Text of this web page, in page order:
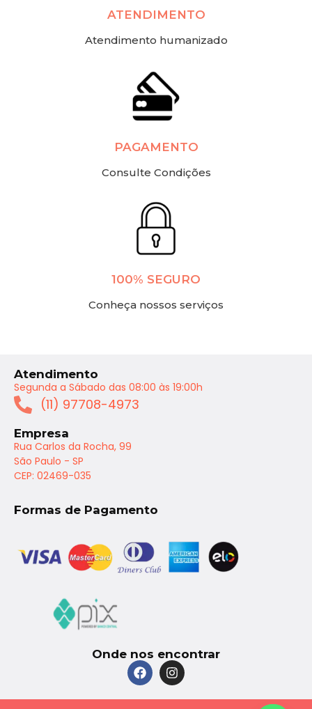
ATENDIMENTO
Atendimento humanizado
PAGAMENTO
Consulte Condições
100% SEGURO
Conheça nossos serviços
Atendimento
Segunda a Sábado das 08:00 às 19:00h
(11) 97708-4973
Empresa
Rua Carlos da Rocha, 99
São Paulo - SP
CEP: 02469-035
Formas de Pagamento
Onde nos encontrar